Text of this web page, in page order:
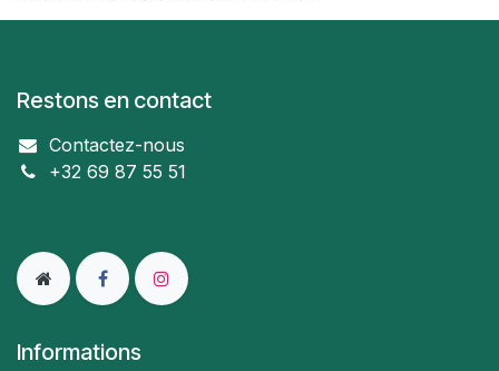
Restons en contact
Contactez-nous
+32 69 87 55 51
Informations